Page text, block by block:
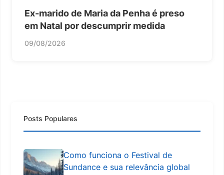
Ex-marido de Maria da Penha é preso
em Natal por descumprir medida
09/08/2026
Posts Populares
Como funciona o Festival de
Sundance e sua relevância global